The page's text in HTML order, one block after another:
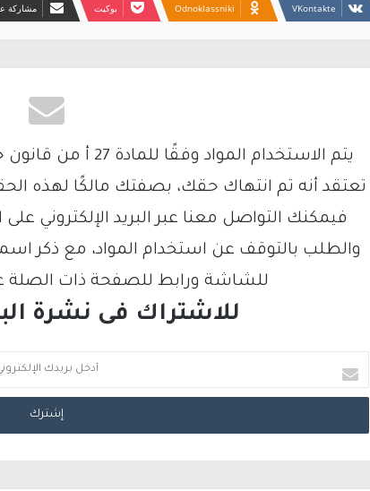
Odnoklassniki بوكيت مشاركة
تعتقد أنه تم انتهاك حقك، بصفتك مالكًا لهذه
والطلب بالتوقف عن استخدام المواد، مع ذكر
للشاشة ورابط للصفحة ذات الصلة
للاشتراك فى نشرة
د
خ
ل